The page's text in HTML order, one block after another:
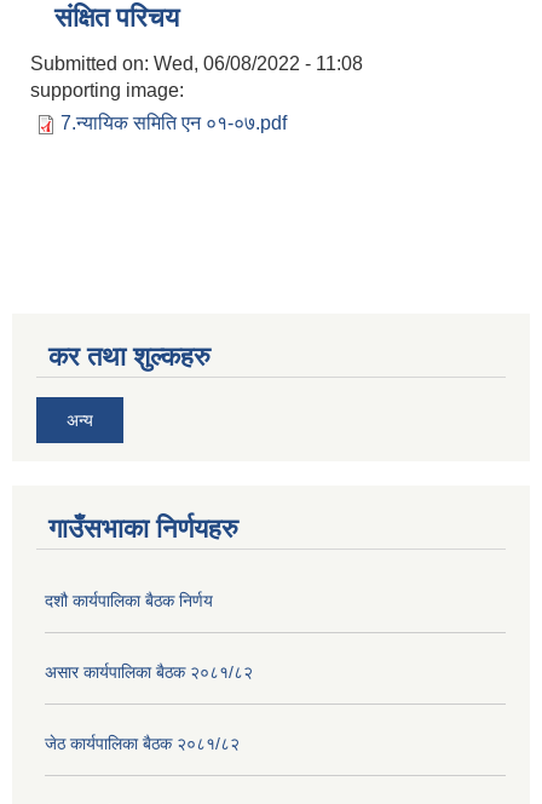
संक्षित परिचय
Submitted on: Wed, 06/08/2022 - 11:08
supporting image:
7.न्यायिक समिति एन ०१-०७.pdf
कर तथा शुल्कहरु
अन्य
गाउँसभाका निर्णयहरु
दशौ कार्यपालिका बैठक निर्णय
असार कार्यपालिका बैठक २०८१/८२
जेठ कार्यपालिका बैठक २०८१/८२